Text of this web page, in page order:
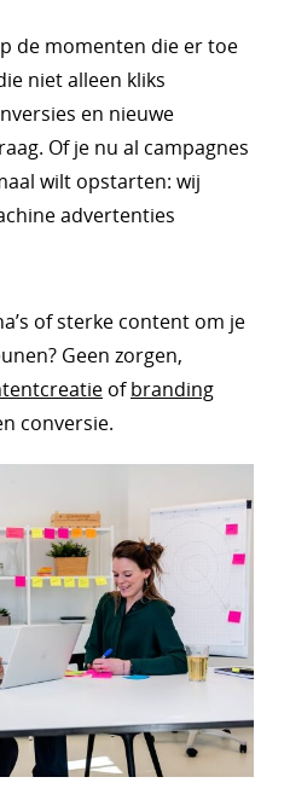
de momenten die er toe
niet alleen kliks
en nieuwe
Of je nu al campagnes
wilt opstarten: wij
advertenties
of sterke content om je
Geen zorgen,
ofbranding
conversie.